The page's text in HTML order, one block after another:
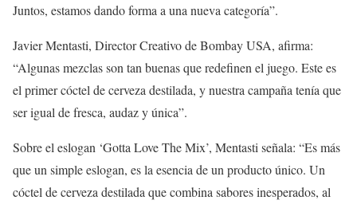
Juntos, estamos dando forma a una nueva categoría”.
Javier Mentasti, Director Creativo de Bombay USA, afirma:
“Algunas mezclas son tan buenas que redefinen el juego. Este es
el primer cóctel de cerveza destilada, y nuestra campaña tenía que
ser igual de fresca, audaz y única”.
Sobre el eslogan ‘Gotta Love The Mix’, Mentasti señala: “Es más
que un simple eslogan, es la esencia de un producto único. Un
cóctel de cerveza destilada que combina sabores inesperados, al